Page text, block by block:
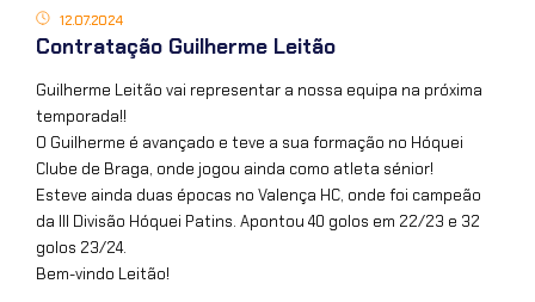
12.07.2024
Contratação Guilherme Leitão
Guilherme Leitão vai representar a nossa equipa na próxima
temporada!!
O Guilherme é avançado e teve a sua formação no Hóquei
Clube de Braga, onde jogou ainda como atleta sénior!
Esteve ainda duas épocas no Valença HC, onde foi campeão
da III Divisão Hóquei Patins. Apontou 40 golos em 22/23 e 32
golos 23/24.
Bem-vindo Leitão!